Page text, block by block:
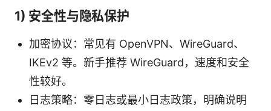
1) 安全性与隐私保护
加密协议：常见有 OpenVPN、WireGuard、
IKEv2 等。新手推荐 WireGuard，速度和安全
性较好。
日志策略：零日志或最小日志政策，明确说明